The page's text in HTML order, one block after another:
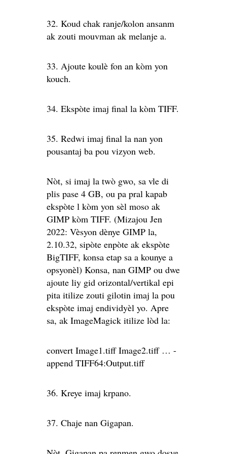
32. Koud chak ranje/kolon ansanm
ak zouti mouvman ak melanje a.
33. Ajoute koulè fon an kòm yon
kouch.
34. Ekspòte imaj final la kòm TIFF.
35. Redwi imaj final la nan yon
pousantaj ba pou vizyon web.
Nòt, si imaj la twò gwo, sa vle di
plis pase 4 GB, ou pa pral kapab
ekspòte l kòm yon sèl moso ak
GIMP kòm TIFF. (Mizajou Jen
2022: Vèsyon dènye GIMP la,
2.10.32, sipòte enpòte ak ekspòte
BigTIFF, konsa etap sa a kounye a
opsyonèl) Konsa, nan GIMP ou dwe
ajoute liy gid orizontal/vertikal epi
pita itilize zouti gilotin imaj la pou
ekspòte imaj endividyèl yo. Apre
sa, ak ImageMagick itilize lòd la:
convert Image1.tiff Image2.tiff … -
append TIFF64:Output.tiff
36. Kreye imaj krpano.
37. Chaje nan Gigapan.